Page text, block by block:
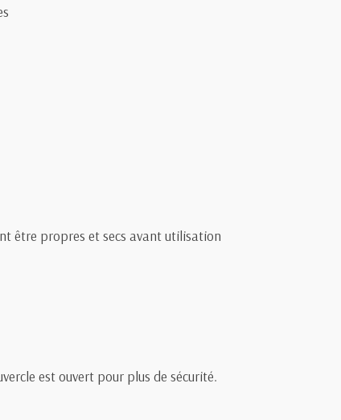
être propres et secs avant utilisation
est ouvert pour plus de sécurité.